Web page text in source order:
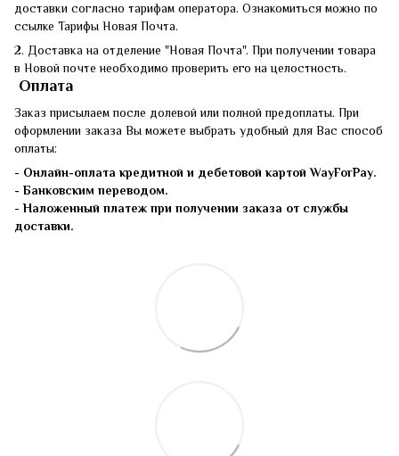
доставки согласно тарифам оператора. Ознакомиться можно по
ссылке Тарифы Новая Почта.
2. Доставка на отделение "Новая Почта". При получении товара
в Новой почте необходимо проверить его на целостность.
Оплата
Заказ присылаем после долевой или полной предоплаты. При
оформлении заказа Вы можете выбрать удобный для Вас способ
оплаты:
- Онлайн-оплата кредитной и дебетовой картой WayForPay.
- Банковским переводом.
-Наложенный платеж при получении заказа от службы
доставки.